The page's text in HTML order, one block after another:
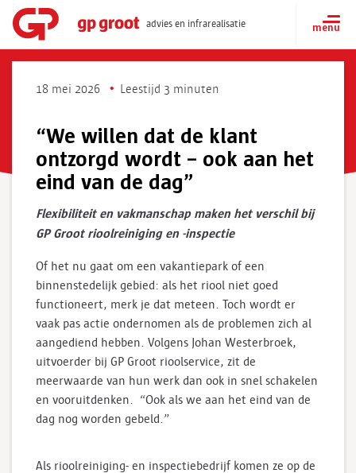
advies en infrarealisatie
18 mei 2026 Leestijd 3 minuten
“We willen dat de klant
ontzorgd wordt – ook aan het
eind van de dag”
Flexibiliteit en vakmanschap maken het verschil bij
GP Groot rioolreiniging en -inspectie
Of het nu gaat om een vakantiepark of een
binnenstedelijk gebied: als het riool niet goed
functioneert, merk je dat meteen. Toch wordt er
vaak pas actie ondernomen als de problemen zich al
aangediend hebben. Volgens Johan Westerbroek,
uitvoerder bij GP Groot rioolservice, zit de
meerwaarde van hun werk dan ook in snel schakelen
en vooruitdenken. “Ook als we aan het eind van de
dag nog worden gebeld.”
Als rioolreiniging- en inspectiebedrijf komen ze op de